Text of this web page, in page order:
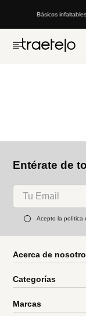
Básicos
Entérate de
Acepto la política
Acerca de
Categorías
Marcas